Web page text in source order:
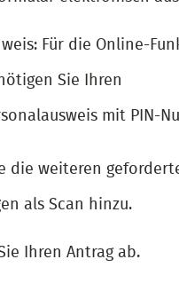
Für die Online-
Sie Ihren
mit PIN-
die weiteren
als Scan hinzu.
Ihren Antrag ab.